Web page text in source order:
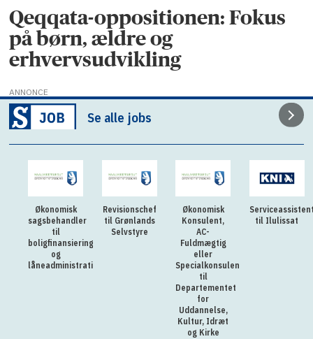
Qeqqata-oppositionen: Fokus
på børn, ældre og
erhvervsudvikling
ANNONCE
Se alle jobs
Økonomisk
sagsbehandler
til
boligfinansiering
og
låneadministration
Revisionschef
til Grønlands
Selvstyre
Økonomisk
Konsulent,
AC-
Fuldmægtig
eller
Specialkonsulent
til
Departementet
for
Uddannelse,
Kultur, Idræt
og Kirke
til Ilulissat